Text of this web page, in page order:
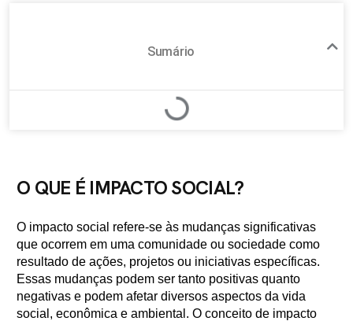
Sumário
O QUE É IMPACTO SOCIAL?
O impacto social refere-se às mudanças significativas
que ocorrem em uma comunidade ou sociedade como
resultado de ações, projetos ou iniciativas específicas.
Essas mudanças podem ser tanto positivas quanto
negativas e podem afetar diversos aspectos da vida
social, econômica e ambiental. O conceito de impacto